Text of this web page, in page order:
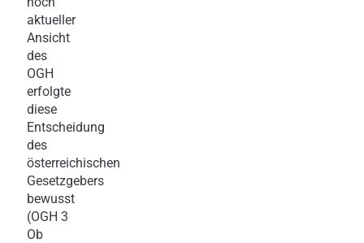
aktueller
Ansicht
des
OGH
erfolgte
diese
Entscheidung
des
österreichischen
Gesetzgebers
bewusst
(OGH 3
Ob